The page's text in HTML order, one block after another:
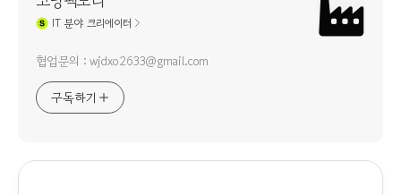
IT분야 크리에이터
협업문의 : wjdxo2633@gmail.com
구독하기